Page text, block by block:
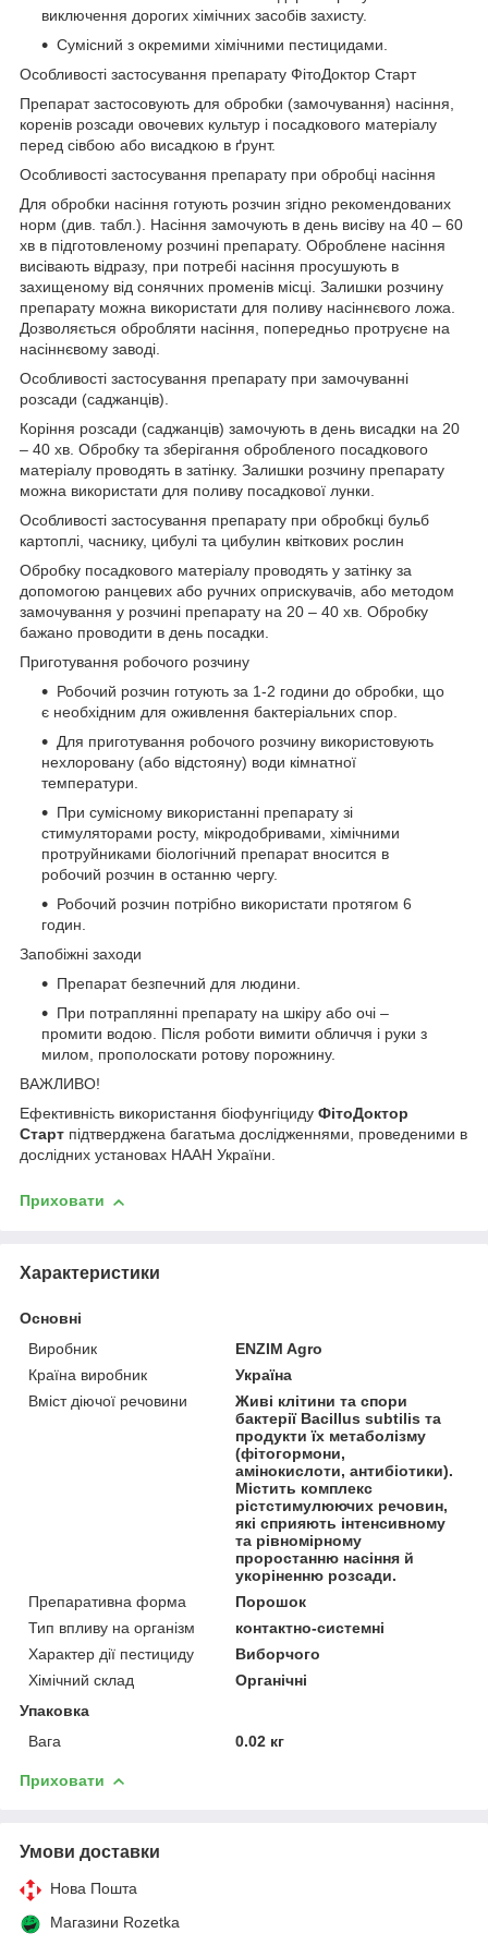
виключення дорогих хімічних засобів захисту.
Сумісний з окремими хімічними пестицидами.
Особливості застосування препарату ФітоДоктор Старт
Препарат застосовують для обробки (замочування) насіння,
коренів розсади овочевих культур і посадкового матеріалу
перед сівбою або висадкою в ґрунт.
Особливості застосування препарату при обробці насіння
Для обробки насіння готують розчин згідно рекомендованих
норм (див. табл.). Насіння замочують в день висіву на 40 – 60
хв в підготовленому розчині препарату. Оброблене насіння
висівають відразу, при потребі насіння просушують в
захищеному від сонячних променів місці. Залишки розчину
препарату можна використати для поливу насіннєвого ложа.
Дозволяється обробляти насіння, попередньо протруєне на
насіннєвому заводі.
Особливості застосування препарату при замочуванні
розсади (саджанців).
Коріння розсади (саджанців) замочують в день висадки на 20
– 40 хв. Обробку та зберігання обробленого посадкового
матеріалу проводять в затінку. Залишки розчину препарату
можна використати для поливу посадкової лунки.
Особливості застосування препарату при обробкці бульб
картоплі, часнику, цибулі та цибулин квіткових рослин
Обробку посадкового матеріалу проводять у затінку за
допомогою ранцевих або ручних оприскувачів, або методом
замочування у розчині препарату на 20 – 40 хв. Обробку
бажано проводити в день посадки.
Приготування робочого розчину
Робочий розчин готують за 1-2 години до обробки, що
є необхідним для оживлення бактеріальних спор.
Для приготування робочого розчину використовують
нехлоровану (або відстояну) води кімнатної
температури.
При сумісному використанні препарату зі
стимуляторами росту, мікродобривами, хімічними
протруйниками біологічний препарат вносится в
робочий розчин в останню чергу.
Робочий розчин потрібно використати протягом 6
годин.
Запобіжні заходи
Препарат безпечний для людини.
При потраплянні препарату на шкіру або очі –
промити водою. Після роботи вимити обличчя і руки з
милом, прополоскати ротову порожнину.
ВАЖЛИВО!
Ефективність використання біофунгіциду ФітоДоктор
Старт підтверджена багатьма дослідженнями, проведеними в
дослідних установах НААН України.
Приховати
Характеристики
Основні
Виробник
ENZIM Agro
Країна виробник
Україна
Вміст діючої речовини
Живі клітини та спори
бактерії Bacillus subtilis та
продукти їх метаболізму
(фітогормони,
амінокислоти, антибіотики).
Містить комплекс
рістстимулюючих речовин,
які сприяють інтенсивному
та рівномірному
проростанню насіння й
укоріненню розсади.
Препаративна форма
Порошок
Тип впливу на організм
контактно-системні
Характер дії пестициду
Виборчого
Хімічний склад
Органічні
Упаковка
Вага
0.02 кг
Приховати
Умови доставки
Нова Пошта
Магазини Rozetka